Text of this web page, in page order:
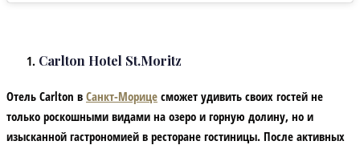
Carlton Hotel St.Moritz
Отель Carlton в Санкт-Морице сможет удивить своих гостей не
только роскошными видами на озеро и горную долину, но и
изысканной гастрономией в ресторане гостиницы. После активных